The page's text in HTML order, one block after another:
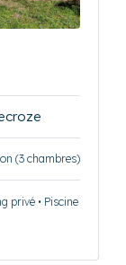
(3 chambres)
privé • Piscine